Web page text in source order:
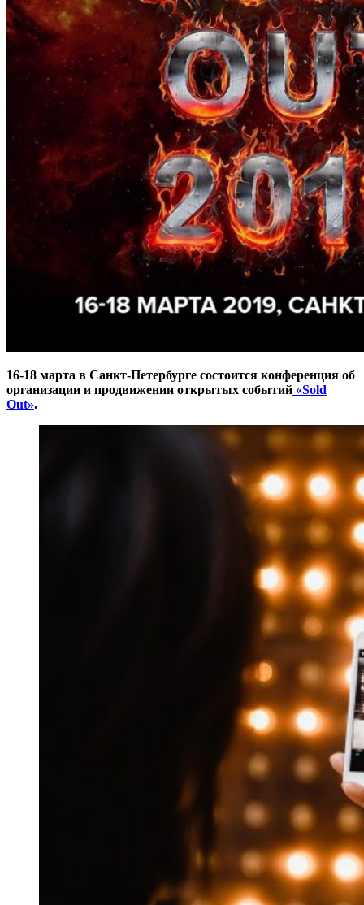
16-18 марта в Санкт-Петербурге состоится конференция об
организации и продвижении открытых событий «Sold
Out».